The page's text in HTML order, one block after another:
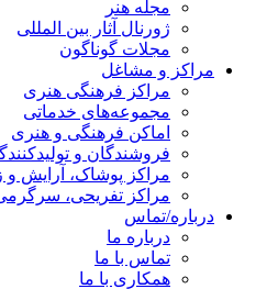
مجله هنر
ژورنال آثار بین المللی
مجلات گوناگون
مراکز و مشاغل
مراکز فرهنگی هنری
مجموعه‌های خدماتی
اماکن فرهنگی و هنری
فروشندگان و
مراکز پوشاک، آرایش و
مراکز تفریحی،
درباره/تماس
درباره ما
تماس با ما
همکاری با ما